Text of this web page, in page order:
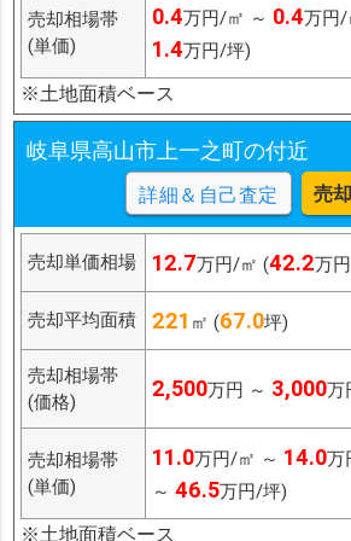
売却相場帯
(単価)
0.4万円/㎡ ～ 0.4万円/
1.4万円/坪)
※土地面積ベース
岐阜県高山市上一之町の付近
詳細＆自己査定 売
売却単価相場 12.7万円/㎡ (42.2万
売却平均面積 221 ㎡ (67.0坪)
売却相場帯
(価格)
2,500万円 ～ 3,000万
売却相場帯
(単価)
11.0万円/㎡ ～ 14.0万
～ 46.5万円/坪)
※土地面積ベース